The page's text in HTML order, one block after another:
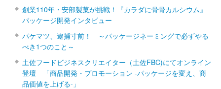
創業110年・安部製菓が挑戦！『カラダに骨骨カルシウム』
パッケージ開発インタビュー
パケマツ、逮捕寸前！ ～パッケージネーミングで必ずやる
べき1つのこと～
土佐フードビジネスクリエイター（土佐FBC)にてオンライン
登壇 「商品開発・プロモーション ‐パッケージを変え、商
品価値を上げる‐」